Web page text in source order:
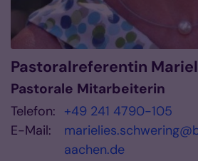
Pastoralreferentin
Pastorale Mitarbeiterin
Telefon: +49 241 4790-105
E-Mail:
aachen.de